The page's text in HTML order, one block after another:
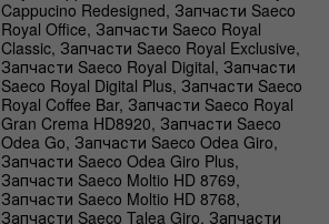
Cappucino Redesigned, Запчасти Saeco
Royal Office, Запчасти Saeco Royal
Classic, Запчасти Saeco Royal Exclusive,
Запчасти Saeco Royal Digital, Запчасти
Saeco Royal Digital Plus, Запчасти Saeco
Royal Coffee Bar, Запчасти Saeco Royal
Gran Crema HD8920, Запчасти Saeco
Odea Go, Запчасти Saeco Odea Giro,
Запчасти Saeco Odea Giro Plus,
Запчасти Saeco Moltio HD 8769,
Запчасти Saeco Moltio HD 8768,
Запчасти Saeco Talea Giro, Запчасти